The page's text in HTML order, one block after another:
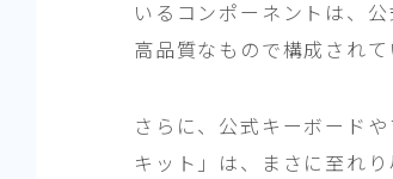
いるコンポーネントは、
高品質なもので構成されて
さらに、公式キーボード
キット」は、まさに至れ